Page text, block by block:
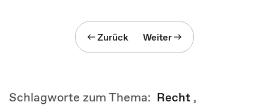
Zurück Weiter
Schlagworte zum Thema: Recht ,